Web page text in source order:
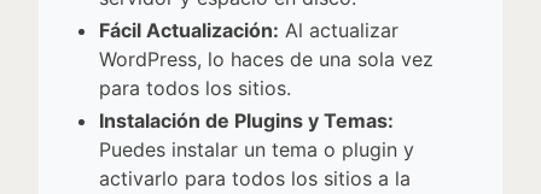
Fácil Actualización: Al actualizar
WordPress, lo haces de una sola vez
para todos los sitios.
Instalación de Plugins y Temas:
Puedes instalar un tema o plugin y
activarlo para todos los sitios a la